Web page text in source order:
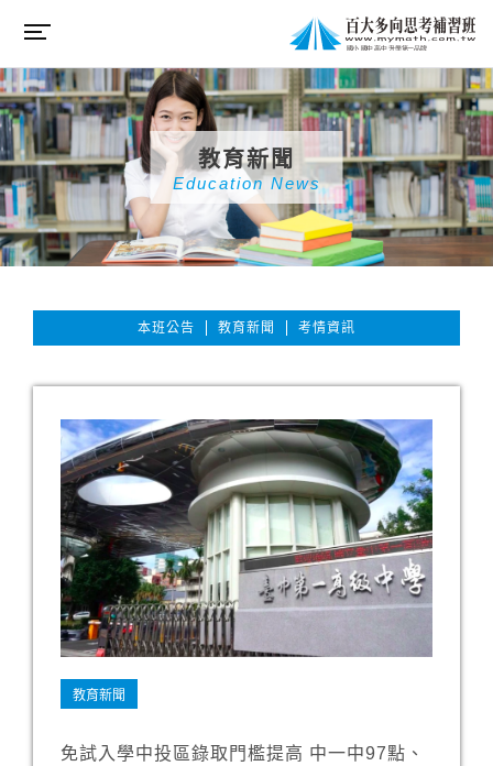
教育新聞
Education News
本班公告 教育新聞 考情資訊
教育新聞
免試入學中投區錄取門檻提高 中一中97點、